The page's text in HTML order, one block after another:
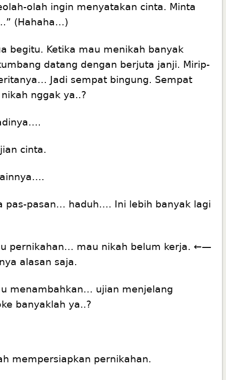
olah ingin menyatakan cinta. Minta
(Hahaha…)
begitu. Ketika mau menikah banyak
datang dengan berjuta janji. Mirip-
Jadi sempat bingung. Sempat
nggak ya..?
cinta.
pas-pasan… haduh…. Ini lebih banyak lagi
pernikahan… mau nikah belum kerja. ←—
alasan saja.
menambahkan… ujian menjelang
banyaklah ya..?
mempersiapkan pernikahan.